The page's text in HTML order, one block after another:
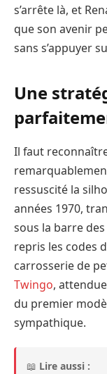
s’arrête là, et
que son avenir
sans s’appuyer
Une
Il faut
ressuscité la
années 1970,
sous la barre des
repris les codes
carrosserie de
Twingo,
du premier
sympathique.
📖 Lire aussi :